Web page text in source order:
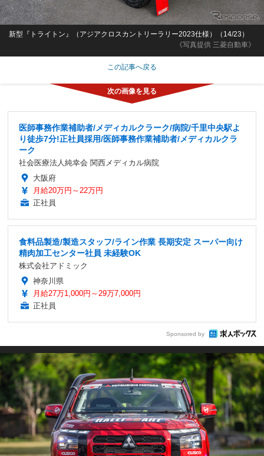
《写真提供 三菱自動車》
新型『トライトン』（アジアクロスカントリーラリー2023仕様）（14/23）
この記事へ戻る
医師事務作業補助者/メディカルクラーク/病院/千里中央駅よ
り徒歩7分!正社員採用/医師事務作業補助者/メディカルクラ
ーク
社会医療法人純幸会 関西メディカル病院
大阪府
月給20万円～22万円
正社員
食料品製造/製造スタッフ/ライン作業 長期安定 スーパー向け
精肉加工センター社員 未経験OK
株式会社アドミック
神奈川県
月給27万1,000円～29万7,000円
正社員
Sponsored by